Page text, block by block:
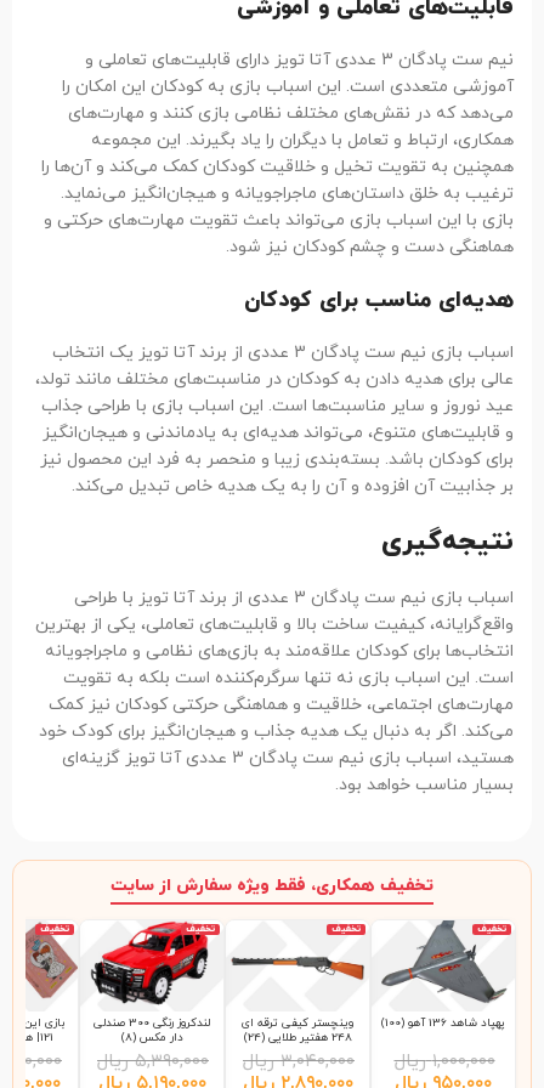
قابلیت‌های تعاملی و آموزشی
نیم ست پادگان 3 عددی آتا تویز دارای قابلیت‌های تعاملی و
آموزشی متعددی است. این اسباب بازی به کودکان این امکان را
می‌دهد که در نقش‌های مختلف نظامی بازی کنند و مهارت‌های
همکاری، ارتباط و تعامل با دیگران را یاد بگیرند. این مجموعه
همچنین به تقویت تخیل و خلاقیت کودکان کمک می‌کند و آن‌ها را
ترغیب به خلق داستان‌های ماجراجویانه و هیجان‌انگیز می‌نماید.
بازی با این اسباب بازی می‌تواند باعث تقویت مهارت‌های حرکتی و
هماهنگی دست و چشم کودکان نیز شود.
هدیه‌ای مناسب برای کودکان
اسباب بازی نیم ست پادگان 3 عددی از برند آتا تویز یک انتخاب
عالی برای هدیه دادن به کودکان در مناسبت‌های مختلف مانند تولد،
عید نوروز و سایر مناسبت‌ها است. این اسباب بازی با طراحی جذاب
و قابلیت‌های متنوع، می‌تواند هدیه‌ای به یادماندنی و هیجان‌انگیز
برای کودکان باشد. بسته‌بندی زیبا و منحصر به فرد این محصول نیز
بر جذابیت آن افزوده و آن را به یک هدیه خاص تبدیل می‌کند.
نتیجه‌گیری
اسباب بازی نیم ست پادگان 3 عددی از برند آتا تویز با طراحی
واقع‌گرایانه، کیفیت ساخت بالا و قابلیت‌های تعاملی، یکی از بهترین
انتخاب‌ها برای کودکان علاقه‌مند به بازی‌های نظامی و ماجراجویانه
است. این اسباب بازی نه تنها سرگرم‌کننده است بلکه به تقویت
مهارت‌های اجتماعی، خلاقیت و هماهنگی حرکتی کودکان نیز کمک
می‌کند. اگر به دنبال یک هدیه جذاب و هیجان‌انگیز برای کودک خود
هستید، اسباب بازی نیم ست پادگان 3 عددی آتا تویز گزینه‌ای
بسیار مناسب خواهد بود.
تخفیف همکاری، فقط ویژه سفارش از سایت
تخفیف
پهپاد شاهد 136 آهو (100)
۱,۰۰۰,۰۰۰ ریال
تخفیف
وینچستر کیفی ترقه ای
248 هفتیر طلایی (24)
۳,۰۴۰,۰۰۰ ریال
تخفیف
لندکروز رنگی 300 صندلی
دار مکس (8)
۵,۳۹۰,۰۰۰ ریال
تخفیف
بازی این چی
121| هاردباکس (48)